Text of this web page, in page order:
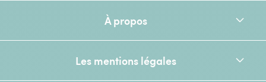
À propos
Les mentions légales